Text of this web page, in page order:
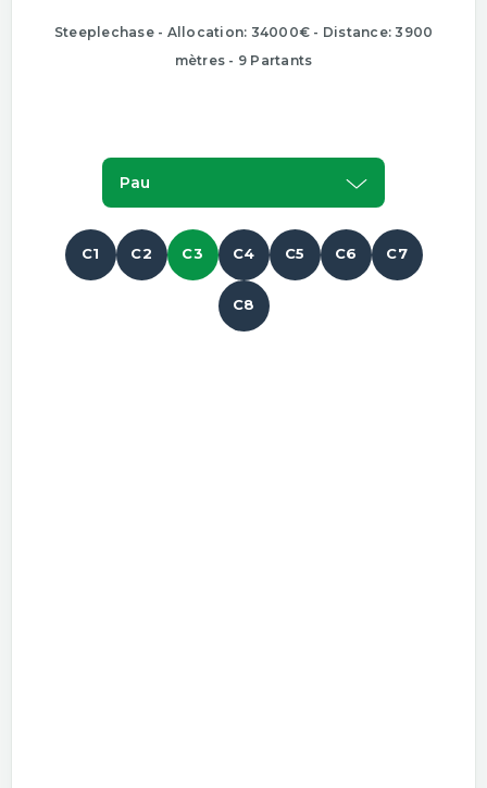
Steeplechase - Allocation: 34000€ - Distance: 3900
mètres - 9 Partants
Pau
C1 C2 C3 C4 C5 C6 C7
C8